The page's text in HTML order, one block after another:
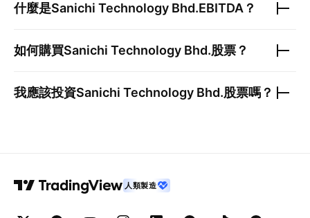
什麼是Sanichi Technology Bhd.EBITDA？
如何購買Sanichi Technology Bhd.股票？
我應該投資Sanichi Technology Bhd.股票嗎？
人類製造